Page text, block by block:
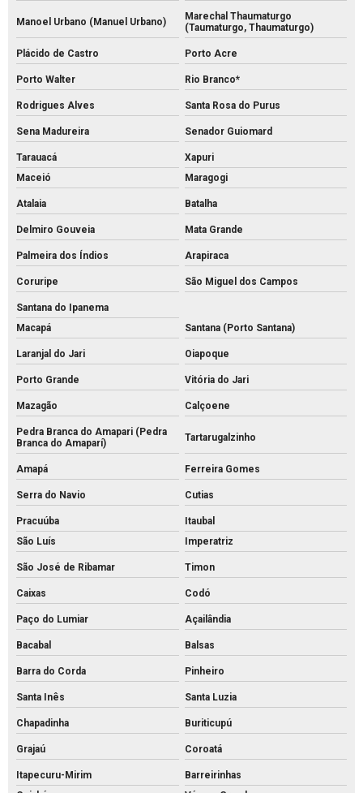
Manoel Urbano (Manuel Urbano)
Marechal Thaumaturgo
(Taumaturgo, Thaumaturgo)
Plácido de Castro Porto Acre
Porto Walter Rio Branco*
Rodrigues Alves Santa Rosa do Purus
Sena Madureira Senador Guiomard
Tarauacá
Xapuri
Maceió
Maragogi
Atalaia Batalha
Delmiro Gouveia Mata Grande
Palmeira dos Índios Arapiraca
Coruripe São Miguel dos Campos
Santana do Ipanema
Macapá
Santana (Porto Santana)
Laranjal do Jari Oiapoque
Porto Grande Vitória do Jari
Mazagão Calçoene
Pedra Branca do Amapari (Pedra
Branca do Amaparí)
Tartarugalzinho
Amapá Ferreira Gomes
Serra do Navio Cutias
Pracuúba
Itaubal
São Luís
Imperatriz
São José de Ribamar Timon
Caixas Codó
Paço do Lumiar Açailândia
Bacabal Balsas
Barra do Corda Pinheiro
Santa Inês Santa Luzia
Chapadinha Buriticupú
Grajaú Coroatá
Itapecuru-Mirim
Barreirinhas